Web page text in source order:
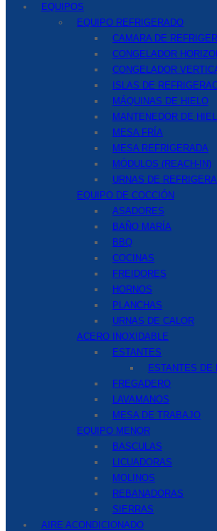
EQUIPOS
EQUIPO REFRIGERADO
CAMARA DE
CONGELADOR
CONGELADOR
ISLAS DE
MÁQUINAS DE HIELO
MANTENEDOR DE
MESA FRÍA
MESA REFRIGERADA
MÓDULOS (REACH-IN)
URNAS DE
EQUIPO DE COCCIÓN
ASADORES
BAÑO MARÍA
BBQ
COCINAS
FREIDORES
HORNOS
PLANCHAS
URNAS DE CALOR
ACERO INOXIDABLE
ESTANTES
ESTANTES DE
FREGADERO
LAVAMANOS
MESA DE TRABAJO
EQUIPO MENOR
BASCULAS
LICUADORAS
MOLINOS
REBANADORAS
SIERRAS
AIRE ACONDICIONADO